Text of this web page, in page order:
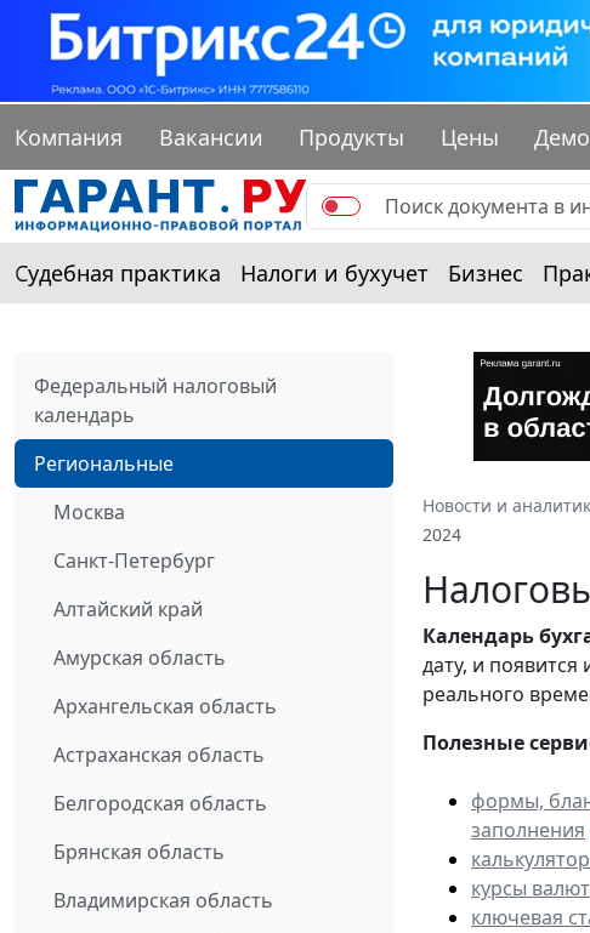
Компания Вакансии Продукты Цены Демо
Судебная практика Налоги и бухучет Бизнес
Федеральный налоговый
календарь
Региональные
Москва
Санкт-Петербург
Алтайский край
Амурская область
Архангельская область
Астраханская область
Белгородская область
Брянская область
Владимирская область
Новости и
2024
Календарь
дату, и
реального
Полезные
формы,
заполнения
курсы валют
ключевая